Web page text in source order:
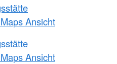
Ansicht
Ansicht